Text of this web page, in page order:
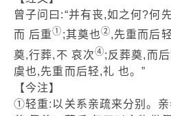
曾子问曰:“并有丧,如之何?何
而 后重① ;其奠也②,先重而后
奠,行葬,不 哀次④;反葬奠,而
虞也,先重而后轻,礼 也。”
【今注】
①轻重:以关系亲疏来分别。